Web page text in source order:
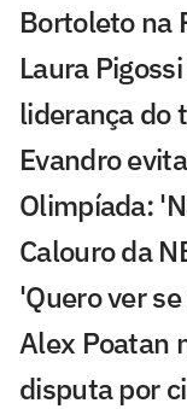
Bortoleto na
Laura
liderança do
Evandro
Olimpíada:
Calouro da
'Quero ver
Alex Poatan
disputa por